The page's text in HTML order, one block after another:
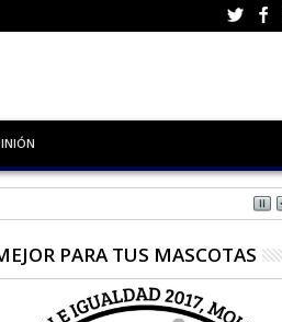
PARA TUS MASCOTAS